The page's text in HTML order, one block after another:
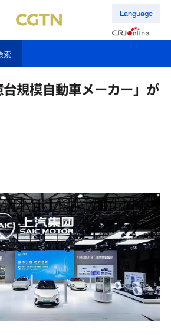
Language
索
規模自動車メーカー」が